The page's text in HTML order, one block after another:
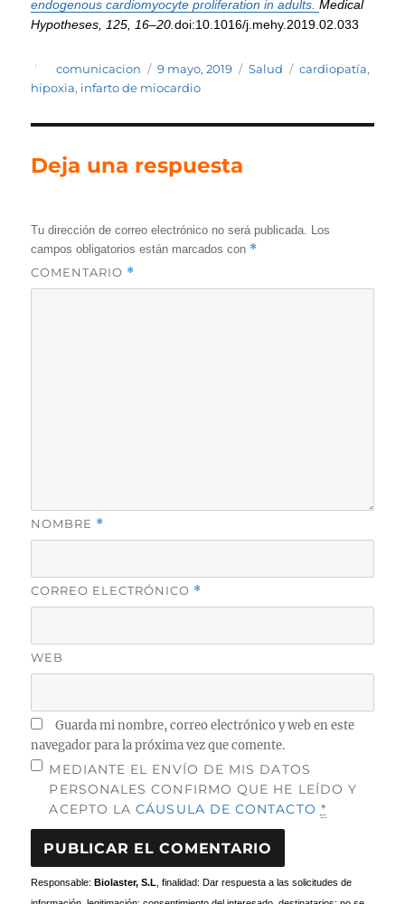
endogenous cardiomyocyte proliferation in adults.Medical
Hypotheses, 125, 16–20.doi:10.1016/j.mehy.2019.02.033
Autor
comunicacion
Publicado
el
9 mayo, 2019 Categorías
Salud Etiquetas
cardiopatía,
hipoxia, infarto de miocardio
Deja una respuesta
Tu dirección de correo electrónico no será publicada. Los
campos obligatorios están marcados con *
COMENTARIO *
NOMBRE *
CORREO ELECTRÓNICO *
WEB
Guarda mi nombre, correo electrónico y web en este
navegador para la próxima vez que comente.
MEDIANTE EL ENVÍO DE MIS DATOS
PERSONALES CONFIRMO QUE HE LEÍDO Y
ACEPTO LACÁUSULA DE CONTACTO *
Responsable:Biolaster, S.L , finalidad: Dar respuesta a las solicitudes de